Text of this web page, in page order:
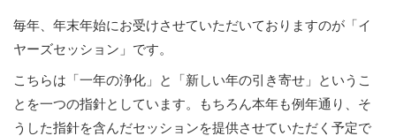
毎年、年末年始にお受けさせていただいておりますのが「イ
ヤーズセッション」です。
こちらは「一年の浄化」と「新しい年の引き寄せ」というこ
とを一つの指針としています。もちろん本年も例年通り、そ
うした指針を含んだセッションを提供させていただく予定で